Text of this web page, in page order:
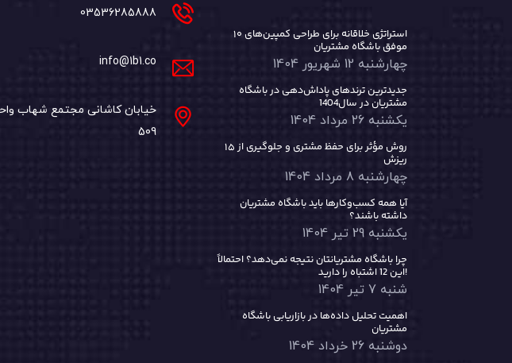
03536285888
info@1b1.co
خیابان کاشانی مجتمع شهاب
509
۱۰ استراتژی خلاقانه برای طراحی کمپین‌های
موفق باشگاه مشتریان
چهارشنبه 12 شهریور 1404
جدیدترین ترندهای پاداش‌دهی در باشگاه
مشتریان در سال1404
یکشنبه 26 مرداد 1404
۱۵ روش مؤثر برای حفظ مشتری و جلوگیری از
ریزش
چهارشنبه 8 مرداد 1404
آیا همه کسب‌وکارها باید باشگاه مشتریان
داشته باشند؟
یکشنبه 29 تیر 1404
چرا باشگاه مشتریانتان نتیجه نمی‌دهد؟ احتمالاً
این 12 اشتباه را دارید!
شنبه 7 تیر 1404
اهمیت تحلیل داده‌ها در بازاریابی باشگاه
مشتریان
دوشنبه 26 خرداد 1404